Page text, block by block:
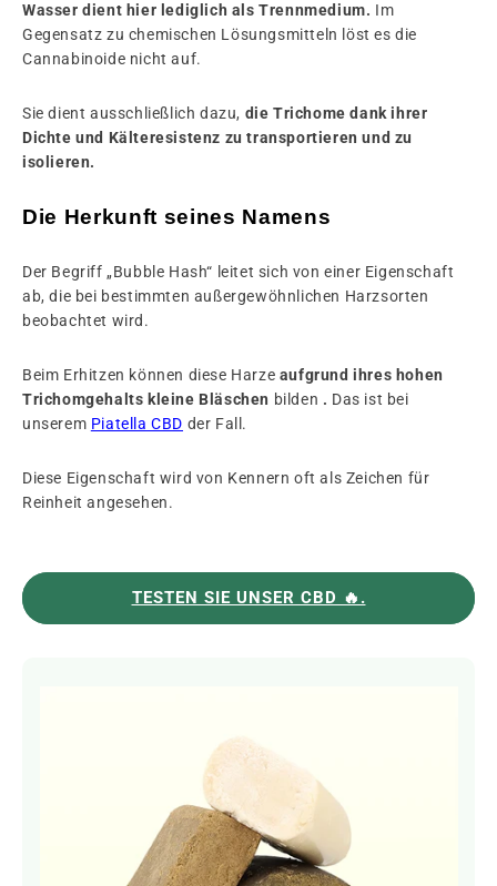
Wasser dient hier lediglich als Trennmedium. Im
Gegensatz zu chemischen Lösungsmitteln löst es die
Cannabinoide nicht auf.
Sie dient ausschließlich dazu, die Trichome dank ihrer
Dichte und Kälteresistenz zu transportieren und zu
isolieren.
Die Herkunft seines Namens
Der Begriff „Bubble Hash“ leitet sich von einer Eigenschaft
ab, die bei bestimmten außergewöhnlichen Harzsorten
beobachtet wird.
Beim Erhitzen können diese Harze aufgrund ihres hohen
Trichomgehalts kleine Bläschen bilden . Das ist bei
unserem Piatella CBD der Fall.
Diese Eigenschaft wird von Kennern oft als Zeichen für
Reinheit angesehen.
TESTEN SIE UNSER CBD 🔥.